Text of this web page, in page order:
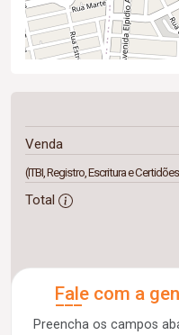
Venda
(ITBI, Registro, Escritura e
Total
Fale com a
Preencha os campos